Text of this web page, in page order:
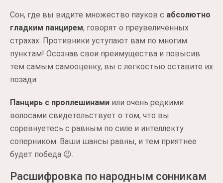
Сон, где вы видите множество пауков с абсолютно
гладким панцирем, говорят о преувеличенных
страхах. Противники уступают вам по многим
пунктам! Осознав свои преимущества и повысив
тем самым самооценку, вы с легкостью оставите их
позади.
Панцирь с проплешинами или очень редкими
волосами свидетельствует о том, что вы
соревнуетесь с равным по силе и интеллекту
соперником. Ваши шансы равны, и тем приятнее
будет победа 😉.
Расшифровка по народным сонникам